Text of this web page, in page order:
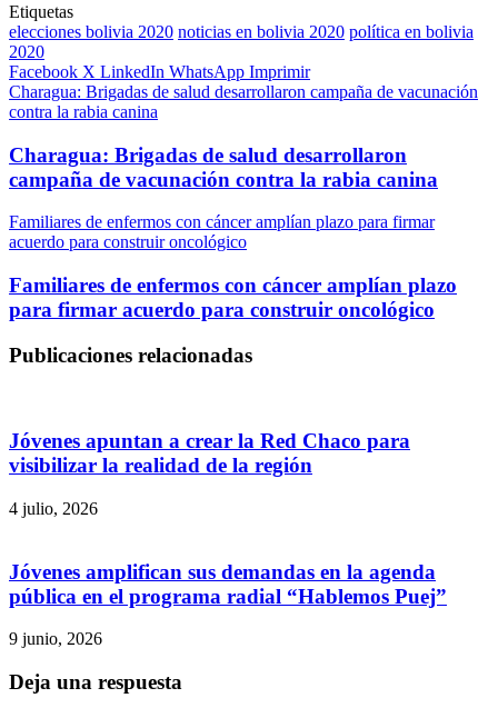
Etiquetas
elecciones bolivia 2020 noticias en bolivia 2020 política en bolivia
2020
Facebook X LinkedIn WhatsApp Imprimir
Charagua: Brigadas de salud desarrollaron campaña de vacunación
contra la rabia canina
Charagua: Brigadas de salud desarrollaron
campaña de vacunación contra la rabia canina
Familiares de enfermos con cáncer amplían plazo para firmar
acuerdo para construir oncológico
Familiares de enfermos con cáncer amplían plazo
para firmar acuerdo para construir oncológico
Publicaciones relacionadas
Jóvenes apuntan a crear la Red Chaco para
visibilizar la realidad de la región
4 julio, 2026
Jóvenes amplifican sus demandas en la agenda
pública en el programa radial “Hablemos Puej”
9 junio, 2026
Deja una respuesta